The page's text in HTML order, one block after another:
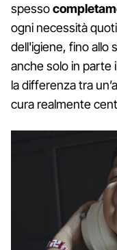
spesso
ogni necessità
dell'igiene, fino allo
anche solo in parte
la differenza tra
cura realmente